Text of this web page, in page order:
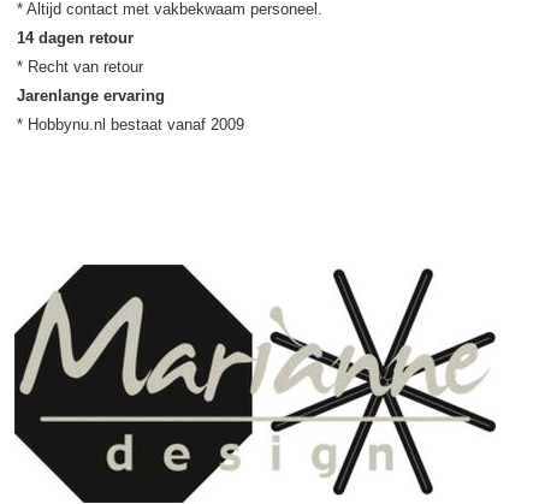
14 dagen retour
Jarenlange ervaring
* Hobbynu.nl bestaat vanaf 2009